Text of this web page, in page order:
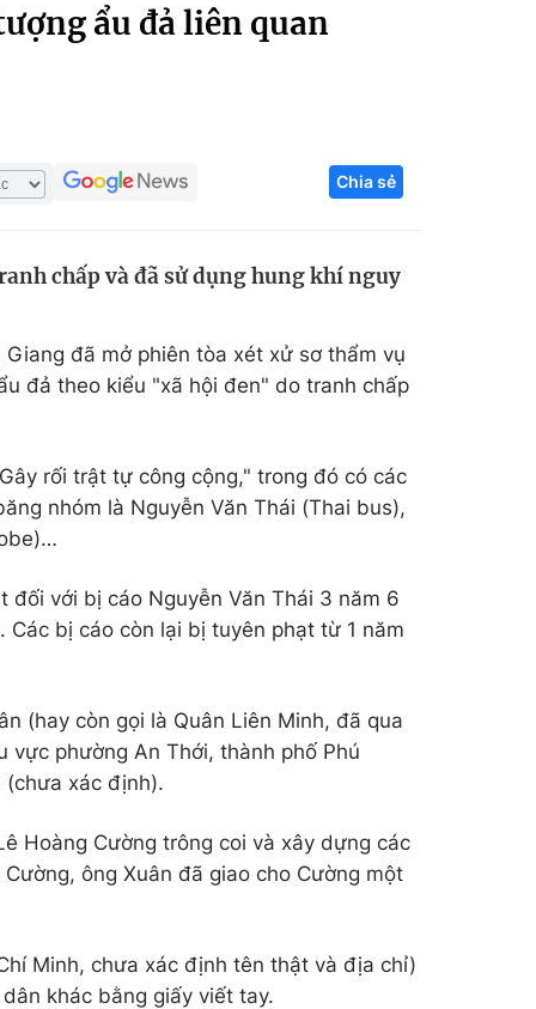
Infographic
sinh
Hitech Công nghệ tương lai
Thị trường
ẩu đả liên quan
Chia sẻ
chấp và đã sử dụng hung khí nguy
đã mở phiên tòa xét xử sơ thẩm vụ
đả theo kiểu "xã hội đen" do tranh chấp
rối trật tự công cộng," trong đó có các
nhóm là Nguyễn Văn Thái (Thai bus),
đối với bị cáo Nguyễn Văn Thái 3 năm 6
bị cáo còn lại bị tuyên phạt từ 1 năm
(hay còn gọi là Quân Liên Minh, đã qua
phường An Thới, thành phố Phú
xác định).
Hoàng Cường trông coi và xây dựng các
ông Xuân đã giao cho Cường một
Minh, chưa xác định tên thật và địa chỉ)
khác bằng giấy viết tay.